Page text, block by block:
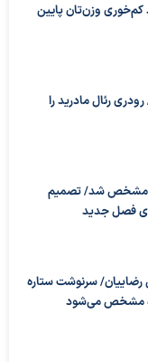
کم‌خوری وزن‌تان پایین
رئال مادرید را
مشخص شد/ تصمیم
فصل جدید
رضاییان/ سرنوشت ستاره